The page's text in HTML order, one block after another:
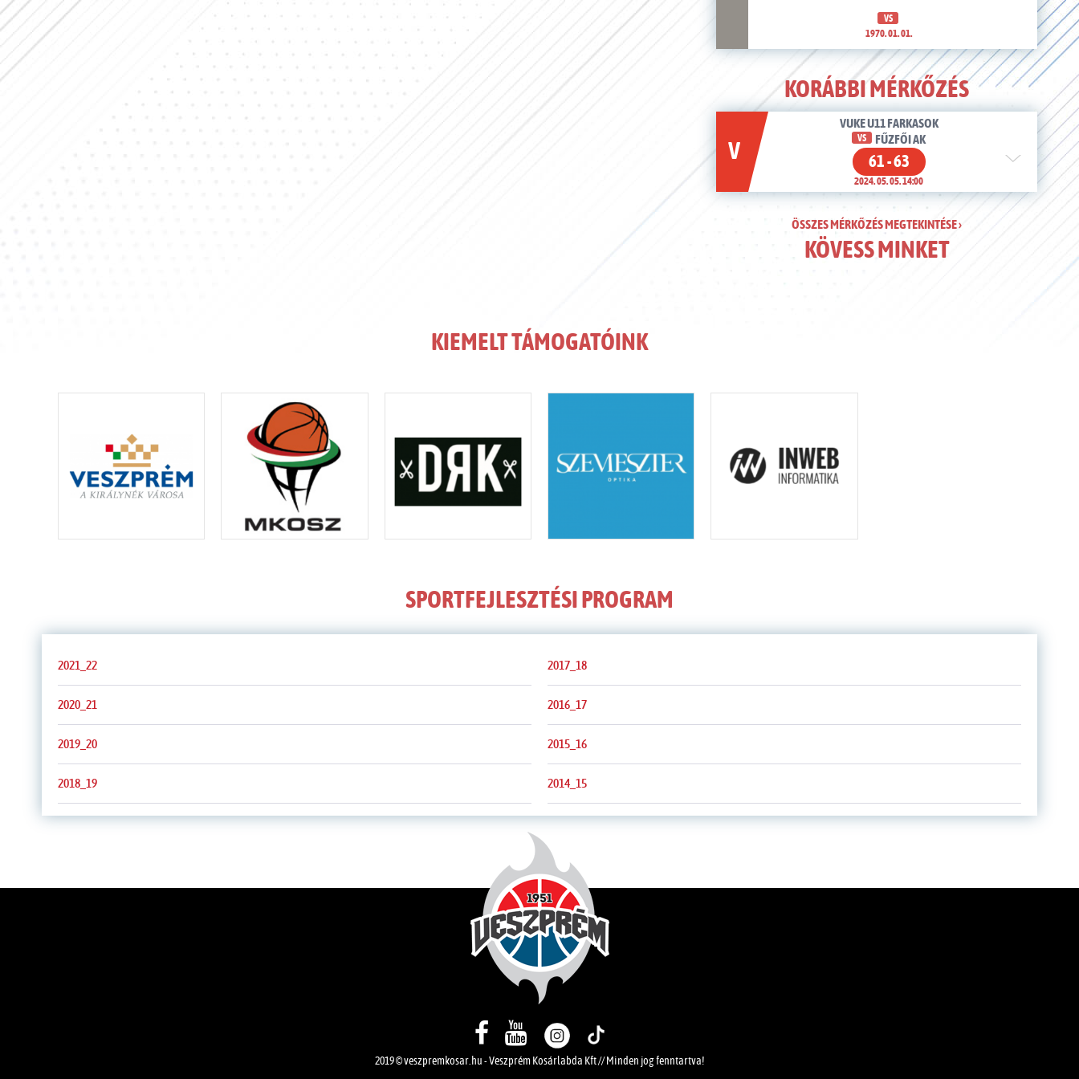
VS
1970. 01. 01.
KORÁBBI MÉRKŐZÉS
V
VUKE U11 FARKASOK
VS FŰZFŐI AK
61 - 63
2024. 05. 05. 14:00
ÖSSZES MÉRKŐZÉS MEGTEKINTÉSE ›
KÖVESS MINKET
KIEMELT TÁMOGATÓINK
SPORTFEJLESZTÉSI PROGRAM
2021_22
2020_21
2019_20
2018_19
2017_18
2016_17
2015_16
2014_15
2019 © veszpremkosar.hu - Veszprém Kosárlabda Kft// Minden jog fenntartva!